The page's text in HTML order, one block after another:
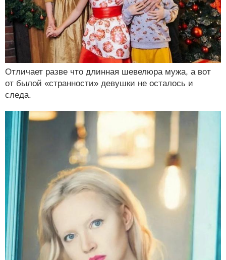
Отличает разве что длинная шевелюра мужа, а вот
от былой «странности» девушки не осталось и
следа.